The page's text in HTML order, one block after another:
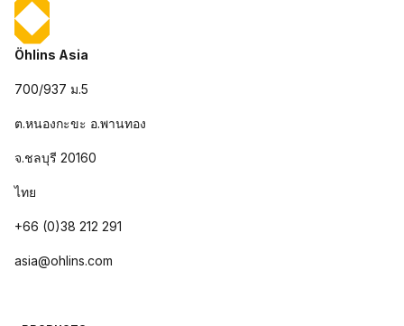
Öhlins Asia
700/937 ม.5
ต.หนองกะขะ อ.พานทอง
จ.ชลบุรี 20160
ไทย
+66 (0)38 212 291
asia@ohlins.com